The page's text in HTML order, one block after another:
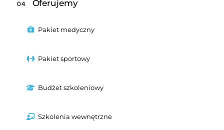
04 Oferujemy
Pakiet medyczny
Pakiet sportowy
Budżet szkoleniowy
Szkolenia wewnętrzne